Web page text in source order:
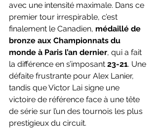
avec une intensité maximale. Dans ce
premier tour irrespirable, c’est
finalement le Canadien, médaillé de
bronze aux Championnats du
monde à Paris l’an dernier, qui a fait
la différence en s’imposant 23-21. Une
défaite frustrante pour Alex Lanier,
tandis que Victor Lai signe une
victoire de référence face à une tête
de série sur l’un des tournois les plus
prestigieux du circuit.